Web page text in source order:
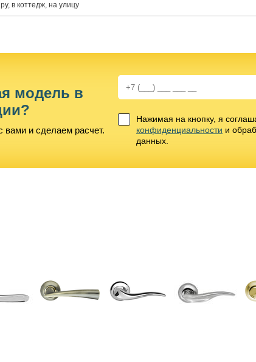
в коттедж, на улицу
модель в
и сделаем расчет.
Нажимая на кнопку, я
конфиденциальности и
данных.